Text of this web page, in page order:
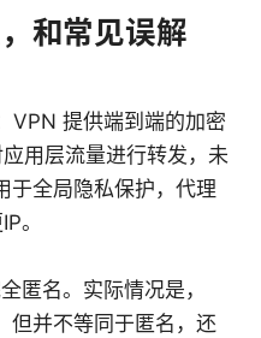
和常见误解
VPN 提供端到端的加密
用层流量进行转发，未
于全局隐私保护，代理
。
匿名。实际情况是，
但并不等同于匿名，还